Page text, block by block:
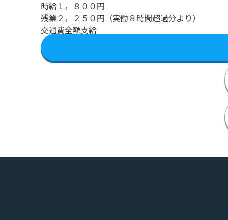
時給１，８００円
残業２，２５０円（実働８時間超過分より）
交通費全額支給